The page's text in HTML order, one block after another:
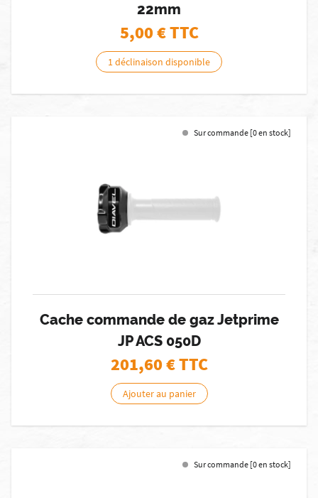
22mm
5,00€ TTC
1 déclinaison disponible
Sur commande [0 en stock]
Cache commande de gaz Jetprime
JP ACS 050D
201,60€ TTC
Ajouter au panier
Sur commande [0 en stock]